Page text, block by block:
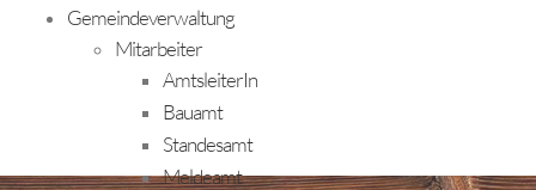
Gemeindeverwaltung
Mitarbeiter
AmtsleiterIn
Bauamt
Standesamt
Meldeamt